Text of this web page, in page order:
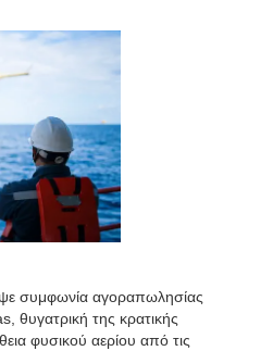
συμφωνία αγοραπωλησίας
θυγατρική της κρατικής
φυσικού αερίου από τις